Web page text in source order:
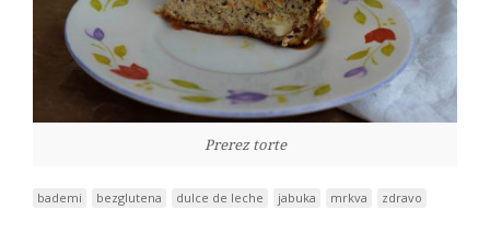
Prerez torte
bademi bezglutena dulce de leche jabuka mrkva zdravo